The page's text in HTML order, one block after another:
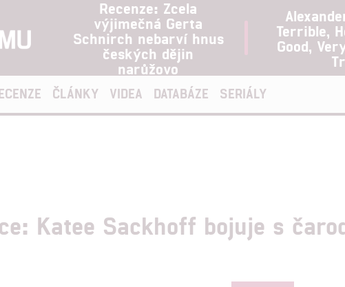
Recenze: Zcela
výjimečná Gerta
Schnirch nebarví hnus
českých dějin
narůžovo
Terrible,
Good,
ČLÁNKY VIDEA DATABÁZE SERIÁLY
Katee Sackhoff bojuje s